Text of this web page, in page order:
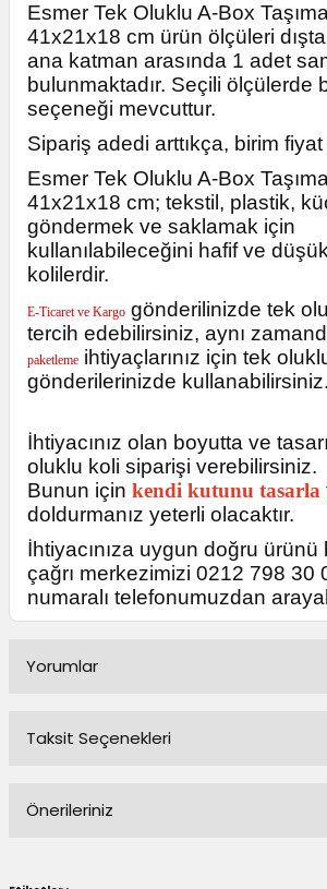
Esmer Tek Oluklu A-Box
41x21x18 cm ürün ölçüleri
ana katman arasında 1 adet
bulunmaktadır. Seçili ölçülerde
seçeneği mevcuttur.
Sipariş adedi arttıkça, birim
Esmer Tek Oluklu A-Box
41x21x18 cm; tekstil, plastik,
göndermek ve saklamak için
kullanılabileceğini hafif ve
kolilerdir.
E-Ticaret ve Kargo gönderilinizde tek
tercih edebilirsiniz, aynı
paketleme ihtiyaçlarınız için tek
gönderilerinizde kullanabilirsiniz.
İhtiyacınız olan boyutta ve
oluklu koli siparişi verebilirsiniz.
Bunun için kendi kutunu tasarla
doldurmanız yeterli olacaktır.
İhtiyacınıza uygun doğru ürünü
çağrı merkezimizi 0212 798 30
numaralı telefonumuzdan
Yorumlar
Taksit Seçenekleri
Önerileriniz